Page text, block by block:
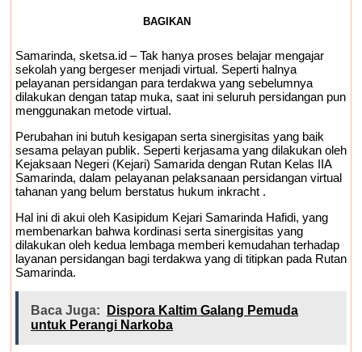
BAGIKAN
Samarinda, sketsa.id – Tak hanya proses belajar mengajar
sekolah yang bergeser menjadi virtual. Seperti halnya
pelayanan persidangan para terdakwa yang sebelumnya
dilakukan dengan tatap muka, saat ini seluruh persidangan pun
menggunakan metode virtual.
Perubahan ini butuh kesigapan serta sinergisitas yang baik
sesama pelayan publik. Seperti kerjasama yang dilakukan oleh
Kejaksaan Negeri (Kejari) Samarida dengan Rutan Kelas IIA
Samarinda, dalam pelayanan pelaksanaan persidangan virtual
tahanan yang belum berstatus hukum inkracht .
Hal ini di akui oleh Kasipidum Kejari Samarinda Hafidi, yang
membenarkan bahwa kordinasi serta sinergisitas yang
dilakukan oleh kedua lembaga memberi kemudahan terhadap
layanan persidangan bagi terdakwa yang di titipkan pada Rutan
Samarinda.
Baca Juga:
Dispora Kaltim Galang Pemuda
untuk Perangi Narkoba